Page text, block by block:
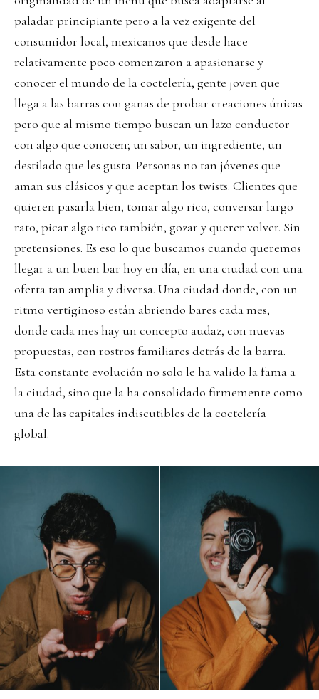
paladar principiante pero a la vez exigente del
consumidor local, mexicanos que desde hace
relativamente poco comenzaron a apasionarse y
conocer el mundo de la coctelería, gente joven que
llega a las barras con ganas de probar creaciones únicas
pero que al mismo tiempo buscan un lazo conductor
con algo que conocen; un sabor, un ingrediente, un
destilado que les gusta. Personas no tan jóvenes que
aman sus clásicos y que aceptan los twists. Clientes que
quieren pasarla bien, tomar algo rico, conversar largo
rato, picar algo rico también, gozar y querer volver. Sin
pretensiones. Es eso lo que buscamos cuando queremos
llegar a un buen bar hoy en día, en una ciudad con una
oferta tan amplia y diversa. Una ciudad donde, con un
ritmo vertiginoso están abriendo bares cada mes,
donde cada mes hay un concepto audaz, con nuevas
propuestas, con rostros familiares detrás de la barra.
Esta constante evolución no solo le ha valido la fama a
la ciudad, sino que la ha consolidado firmemente como
una de las capitales indiscutibles de la coctelería
global.